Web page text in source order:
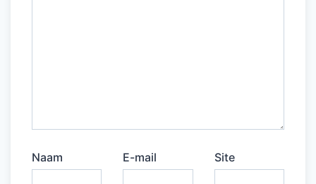
Naam E-mail Site